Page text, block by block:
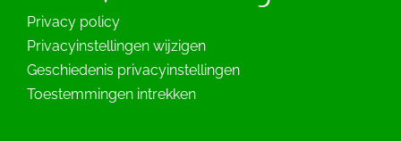
Privacy policy
Privacyinstellingen wijzigen
Geschiedenis privacyinstellingen
Toestemmingen intrekken